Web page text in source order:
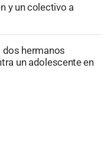
y un colectivo a
dos hermanos
un adolescente en